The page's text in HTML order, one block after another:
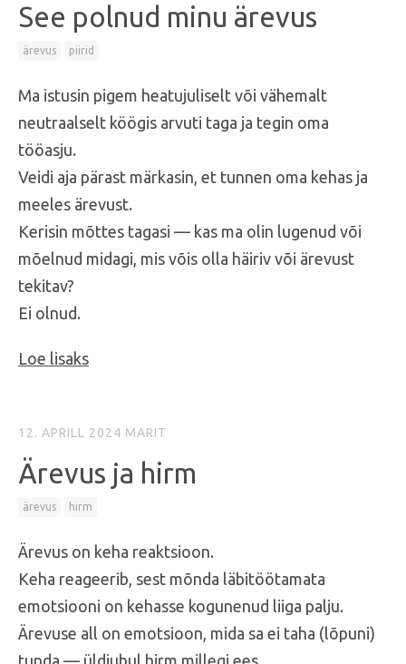
See polnud minu ärevus
ärevus piirid
Ma istusin pigem heatujuliselt või vähemalt
neutraalselt köögis arvuti taga ja tegin oma
tööasju.
Veidi aja pärast märkasin, et tunnen oma kehas ja
meeles ärevust.
Kerisin mõttes tagasi — kas ma olin lugenud või
mõelnud midagi, mis võis olla häiriv või ärevust
tekitav?
Ei olnud.
Loe lisaks
12. APRILL 2024 MARIT
Ärevus ja hirm
ärevus hirm
Ärevus on keha reaktsioon.
Keha reageerib, sest mõnda läbitöötamata
emotsiooni on kehasse kogunenud liiga palju.
Ärevuse all on emotsioon, mida sa ei taha (lõpuni)
tunda — üldjuhul hirm millegi ees.